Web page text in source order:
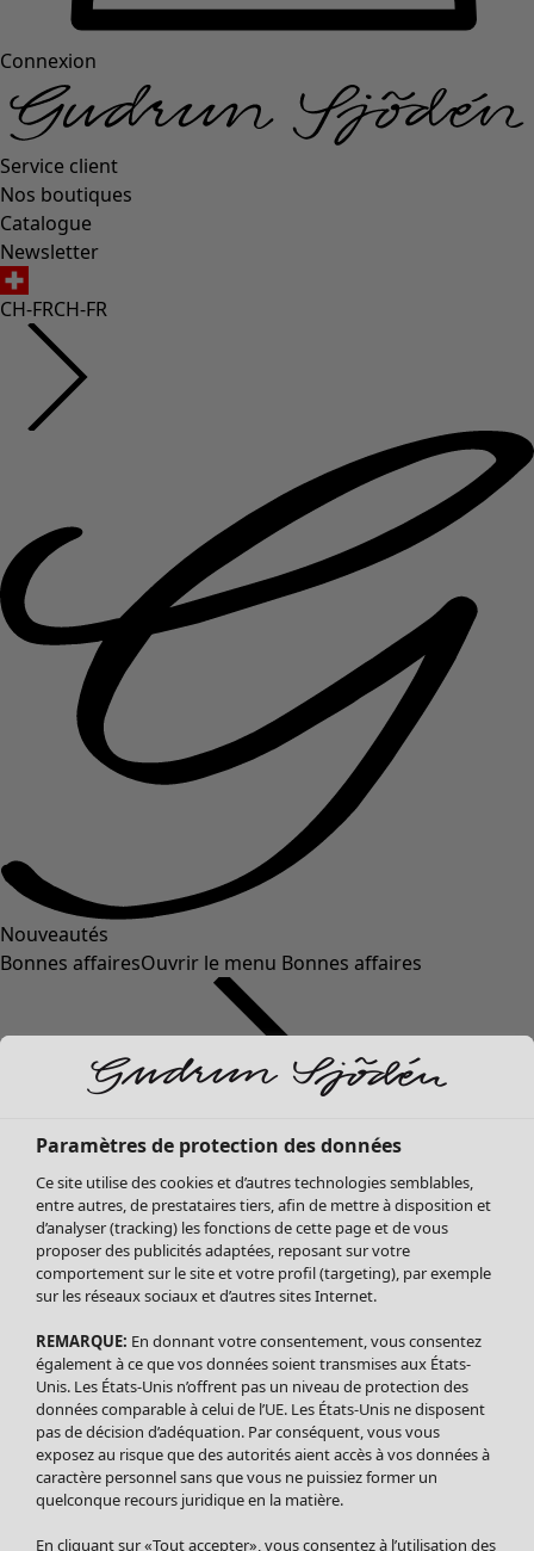
Connexion
Service client
Nos boutiques
Catalogue
Newsletter
CH-FRCH-FR
Nouveautés
Bonnes affairesOuvrir le menu Bonnes affaires
Soldes Vêtements
Tous les vêtements
Robes
Tuniques
Blouses
Tops
Gilets
Pantalon
Jupes
Paramètres de protection des données
Ce site utilise des cookies et d’autres technologies semblables,
entre autres, de prestataires tiers, afin de mettre à disposition et
d’analyser (tracking) les fonctions de cette page et de vous
proposer des publicités adaptées, reposant sur votre
comportement sur le site et votre profil (targeting), par exemple
sur les réseaux sociaux et d’autres sites Internet.
REMARQUE: En donnant votre consentement, vous consentez
également à ce que vos données soient transmises aux États-
Unis. Les États-Unis n’offrent pas un niveau de protection des
données comparable à celui de l’UE. Les États-Unis ne disposent
pas de décision d’adéquation. Par conséquent, vous vous
exposez au risque que des autorités aient accès à vos données à
caractère personnel sans que vous ne puissiez former un
quelconque recours juridique en la matière.
En cliquant sur «Tout accepter», vous consentez à l’utilisation des